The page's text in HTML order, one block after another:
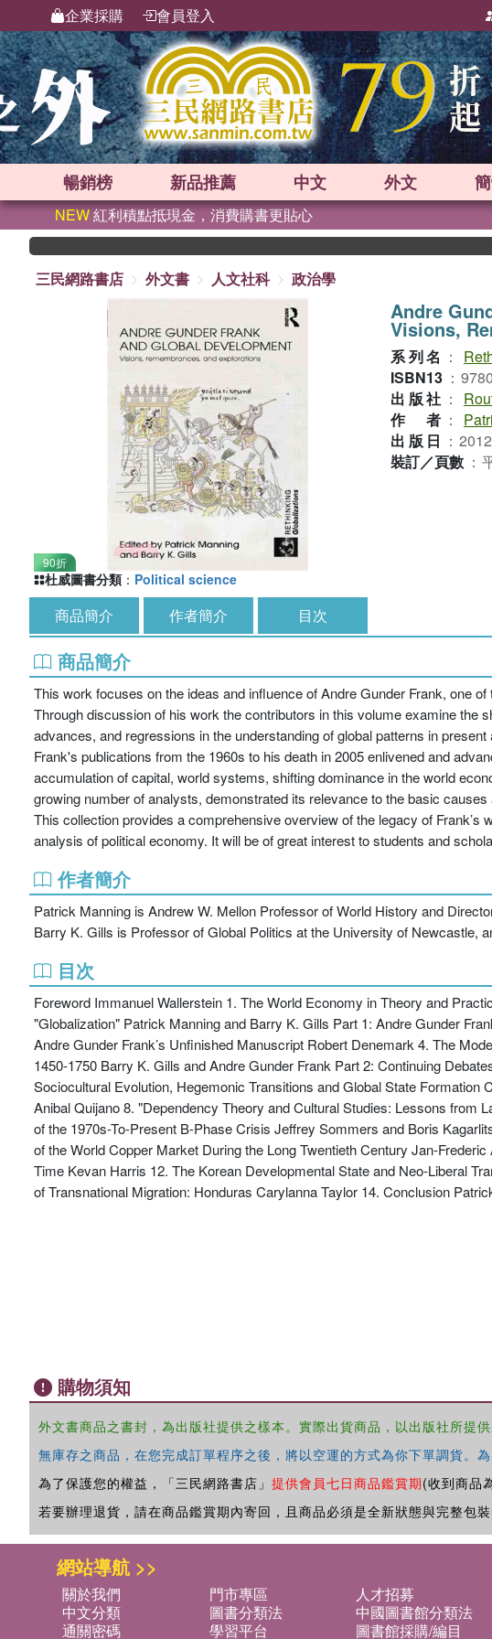
企業採購 會員登入
暢銷榜 新品推薦 中文 外文
NEW紅利積點抵現金，消費購書更貼心
三民網路書店
外文書 人文社科 政治學
90折
Andre
Visions,
系列名 ：
ISBN13 ：
出版社 ：
作者 ：
出版日 ：
裝訂／頁數 ：
杜威圖書分類 ： Political science
商品簡介 作者簡介 目次
商品簡介
This work focuses on the ideas and influence of Andre Gunder Frank, one
Through discussion of his work the contributors in this volume examine
advances, and regressions in the understanding of global patterns in present
Frank's publications from the 1960s to his death in 2005 enlivened and
accumulation of capital, world systems, shifting dominance in the world
growing number of analysts, demonstrated its relevance to the basic
This collection provides a comprehensive overview of the legacy of
analysis of political economy. It will be of great interest to students and
作者簡介
Patrick Manning is Andrew W. Mellon Professor of World History and
Barry K. Gills is Professor of Global Politics at the University of Newcastle,
目次
Foreword Immanuel Wallerstein 1. The World Economy in Theory and
"Globalization" Patrick Manning and Barry K. Gills Part 1: Andre Gunder
Andre Gunder Frank’s Unfinished Manuscript Robert Denemark 4. The
1450-1750 Barry K. Gills and Andre Gunder Frank Part 2: Continuing
Sociocultural Evolution, Hegemonic Transitions and Global State
Anibal Quijano 8. "Dependency Theory and Cultural Studies: Lessons from
of the 1970s-To-Present B-Phase Crisis Jeffrey Sommers and Boris
of the World Copper Market During the Long Twentieth Century Jan-
Time Kevan Harris 12. The Korean Developmental State and Neo-Liberal
of Transnational Migration: Honduras Carylanna Taylor 14. Conclusion
購物須知
外文書商品之書封，為出版社提供之樣本。實際出貨商品，以出版社所提
無庫存之商品，在您完成訂單程序之後，將以空運的方式為你下單調貨。
為了保護您的權益，「三民網路書店」 提供會員七日商品鑑賞期(收到商品
若要辦理退貨，請在商品鑑賞期內寄回，且商品必須是全新狀態與完整包
網站導航 >>
關於我們 門市專區 人才招募
中文分類
圖書分類法 中國圖書館分類法
通關密碼
學習平台 圖書館採購/編目